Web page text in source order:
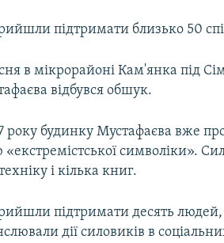
підтримати близько 50
в мікрорайоні Кам'янка під
відбувся обшук.
року будинку Мустафаєва вже
символіки».
і кілька книг.
підтримати десять людей,
дії силовиків в